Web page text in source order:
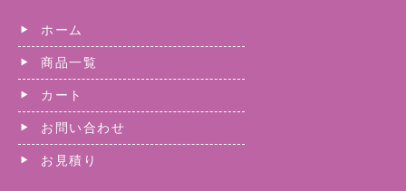
ホーム
商品一覧
カート
お問い合わせ
お見積り